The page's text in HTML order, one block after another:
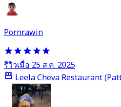
Pornrawin
รีวิวเมื่อ 25 ส.ค. 2025
Leela Cheva Restaurant